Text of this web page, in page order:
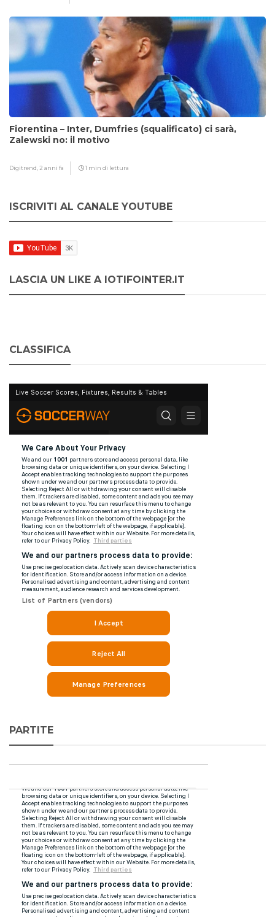
Fiorentina – Inter, Dumfries (squalificato) ci sarà,
Zalewski no: il motivo
Digitrend, 2 anni fa 1 min di lettura
ISCRIVITI AL CANALE YOUTUBE
LASCIA UN LIKE A IOTIFOINTER.IT
CLASSIFICA
PARTITE